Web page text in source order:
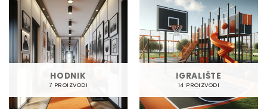
HODNIK
7 PROIZVODI
IGRALIŠTE
14 PROIZVODI